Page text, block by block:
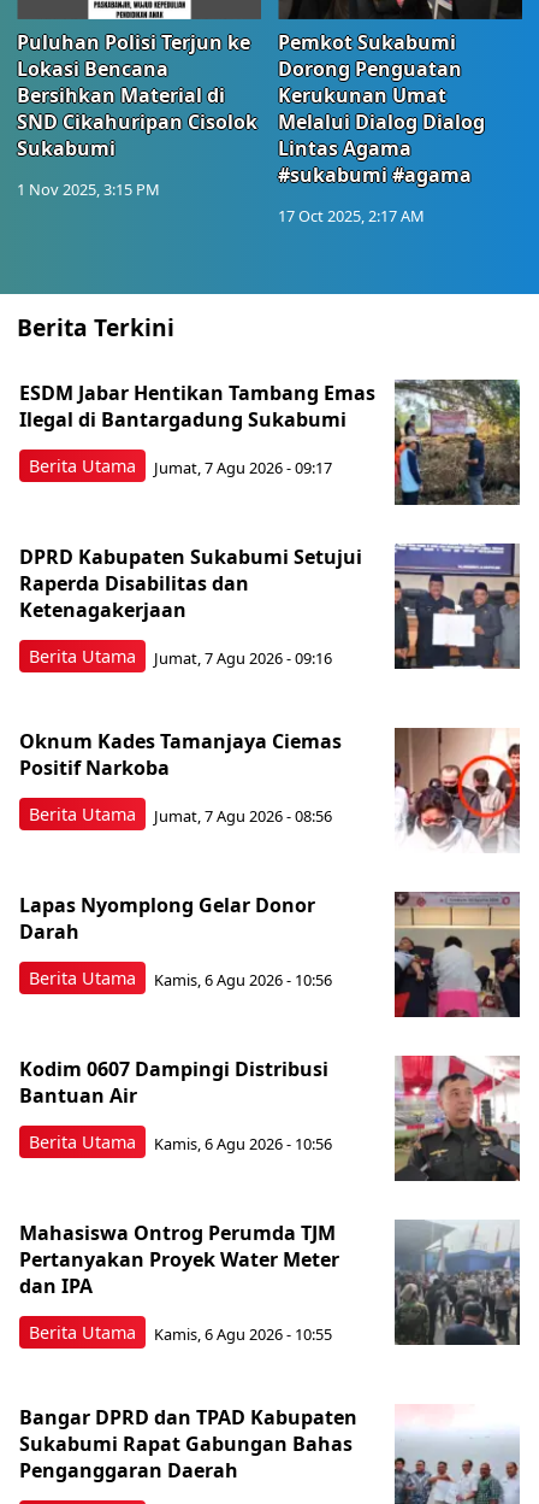
Puluhan Polisi Terjun ke
Lokasi Bencana
Bersihkan Material di
SND Cikahuripan Cisolok
Sukabumi
1 Nov 2025, 3:15 PM
Pemkot Sukabumi
Dorong Penguatan
Kerukunan Umat
Melalui Dialog Dialog
Lintas Agama
#sukabumi #agama
17 Oct 2025, 2:17 AM
Berita Terkini
Berita Utama
ESDM Jabar Hentikan Tambang Emas
Ilegal di Bantargadung Sukabumi
Jumat, 7 Agu 2026 - 09:17
Berita Utama
DPRD Kabupaten Sukabumi Setujui
Raperda Disabilitas dan
Ketenagakerjaan
Jumat, 7 Agu 2026 - 09:16
Berita Utama
Oknum Kades Tamanjaya Ciemas
Positif Narkoba
Jumat, 7 Agu 2026 - 08:56
Berita Utama
Lapas Nyomplong Gelar Donor
Darah
Kamis, 6 Agu 2026 - 10:56
Berita Utama
Kodim 0607 Dampingi Distribusi
Bantuan Air
Kamis, 6 Agu 2026 - 10:56
Berita Utama
Mahasiswa Ontrog Perumda TJM
Pertanyakan Proyek Water Meter
dan IPA
Kamis, 6 Agu 2026 - 10:55
Bangar DPRD dan TPAD Kabupaten
Sukabumi Rapat Gabungan Bahas
Penganggaran Daerah